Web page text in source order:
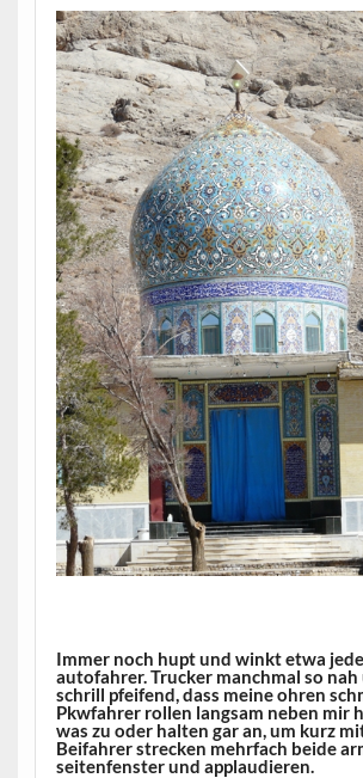
Immer noch hupt und winkt etwa
autofahrer. Trucker manchmal so
schrill pfeifend, dass meine ohren
Pkwfahrer rollen langsam neben mir
was zu oder halten gar an, um kurz
Beifahrer strecken mehrfach beide
seitenfenster und applaudieren.